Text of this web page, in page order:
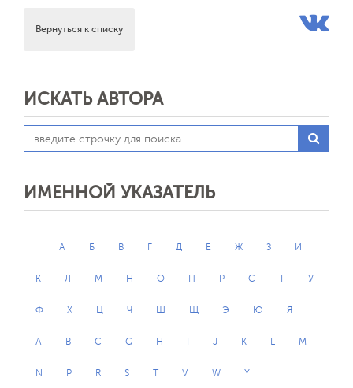
Вернуться к списку
ИСКАТЬ АВТОРА
ИМЕННОЙ УКАЗАТЕЛЬ
А Б В Г Д Е Ж З И
К Л М Н О П Р С Т У
Ф Х Ц Ч Ш Щ Э Ю Я
A B C G H J K L M
N P R S T V W Y